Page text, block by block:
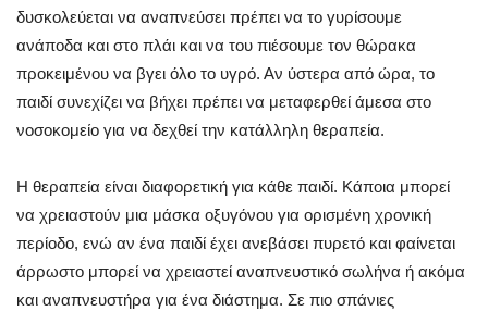
δυσκολεύεται να αναπνεύσει πρέπει να το γυρίσουμε
ανάποδα και στο πλάι και να του πιέσουμε τον θώρακα
προκειμένου να βγει όλο το υγρό. Αν ύστερα από ώρα, το
παιδί συνεχίζει να βήχει πρέπει να μεταφερθεί άμεσα στο
νοσοκομείο για να δεχθεί την κατάλληλη θεραπεία.
Η θεραπεία είναι διαφορετική για κάθε παιδί. Κάποια μπορεί
να χρειαστούν μια μάσκα οξυγόνου για ορισμένη χρονική
περίοδο, ενώ αν ένα παιδί έχει ανεβάσει πυρετό και φαίνεται
άρρωστο μπορεί να χρειαστεί αναπνευστικό σωλήνα ή ακόμα
και αναπνευστήρα για ένα διάστημα. Σε πιο σπάνιες